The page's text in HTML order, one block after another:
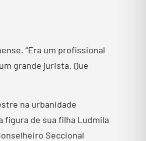
“Era um profissional
grande jurista. Que
na urbanidade
figura de sua filha Ludmila
Seccional